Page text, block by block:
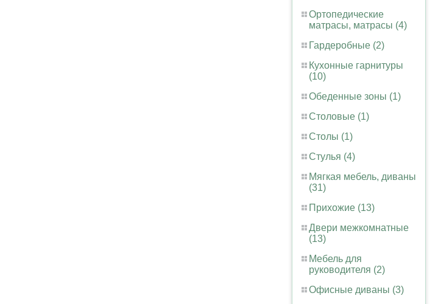
Ортопедические
матрасы, матрасы (4)
Гардеробные (2)
Кухонные гарнитуры
(10)
Обеденные зоны (1)
Столовые (1)
Столы (1)
Стулья (4)
Мягкая мебель, диваны
(31)
Прихожие (13)
Двери межкомнатные
(13)
Мебель для
руководителя (2)
Офисные диваны (3)